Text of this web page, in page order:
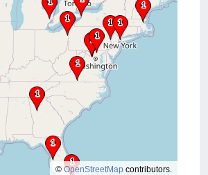
© OpenStreetMap contributors.